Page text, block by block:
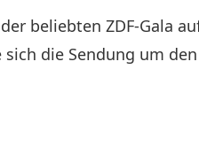
beliebten ZDF-Gala
die Sendung um